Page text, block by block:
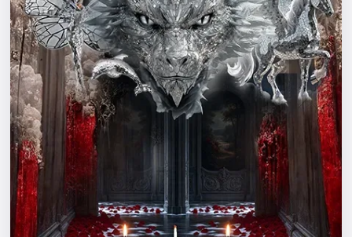
Спорт
События
Города
Площадки
Артисты
Рейтинги